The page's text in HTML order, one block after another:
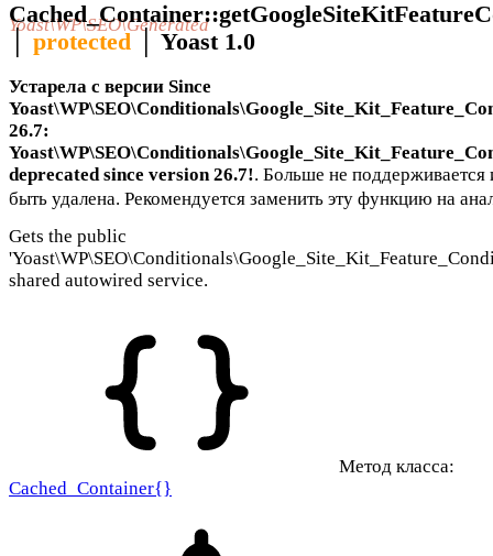
Yoast\WP\SEO\Generated
protected Yoast 1.0
Устарела с версии Since
26.7:
deprecated since version 26.7!. Больше не поддерживается
быть удалена. Рекомендуется заменить эту функцию на
Gets the public
shared autowired service.
Метод класса:
Cached_Container{}